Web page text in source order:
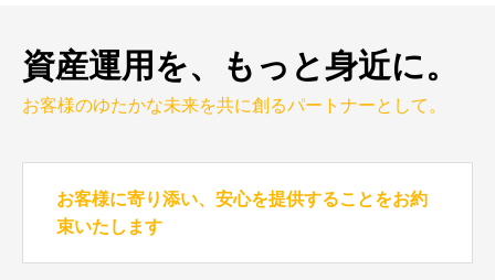
資産運用を、もっと身近に。
お客様のゆたかな未来を共に創るパートナーとして。
お客様に寄り添い、安心を提供することをお約
束いたします